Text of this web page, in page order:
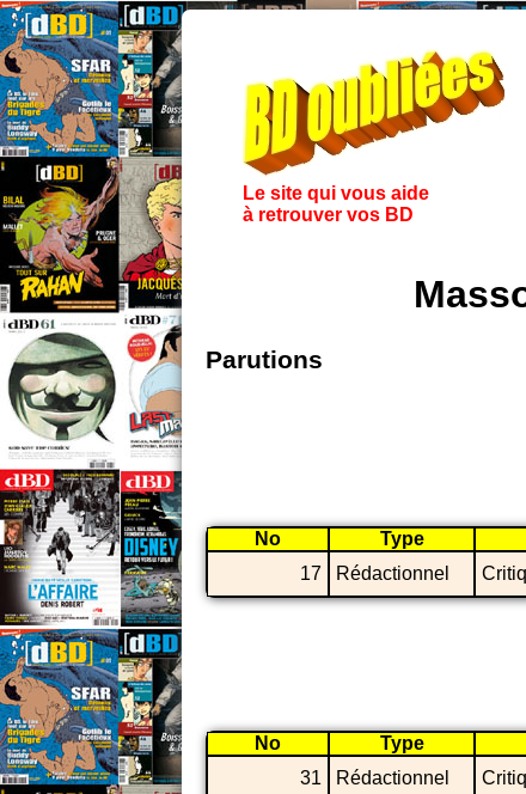
Le site qui vous aide
à retrouver vos BD
Parutions
No Type
17
Rédactionnel
No Type
31
Rédactionnel